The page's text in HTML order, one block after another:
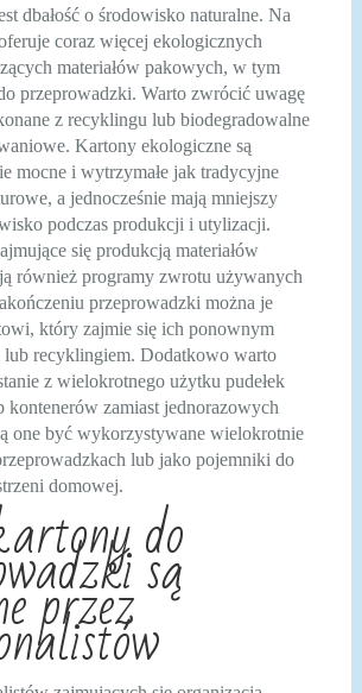
dbałość o środowisko naturalne. Na
coraz więcej ekologicznych
materiałów pakowych, w tym
przeprowadzki. Warto zwrócić uwagę
z recyklingu lub biodegradowalne
Kartony ekologiczne są
mocne i wytrzymałe jak tradycyjne
a jednocześnie mają mniejszy
podczas produkcji i utylizacji.
się produkcją materiałów
również programy zwrotu używanych
przeprowadzki można je
który zajmie się ich ponownym
recyklingiem. Dodatkowo warto
z wielokrotnego użytku pudełek
kontenerów zamiast jednorazowych
one być wykorzystywane wielokrotnie
lub jako pojemniki do
domowej.
do
są
przez